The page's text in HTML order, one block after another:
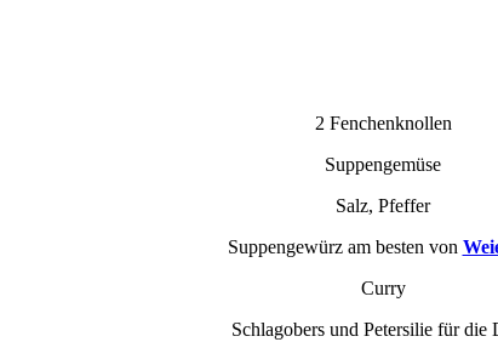
2 Fenchenknollen
Suppengemüse
Salz, Pfeffer
Suppengewürz am besten von
Curry
Schlagobers und Petersilie für die